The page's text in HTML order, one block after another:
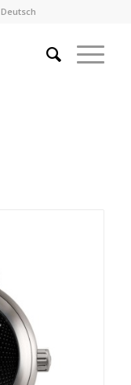
Deutsch